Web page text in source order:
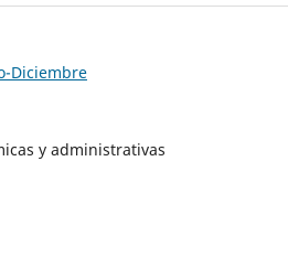
Diciembre
y administrativas